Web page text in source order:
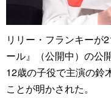
リリー・フランキーが
ール』（公開中）の公
12歳の子役で主演の鈴
ことが明かされた。